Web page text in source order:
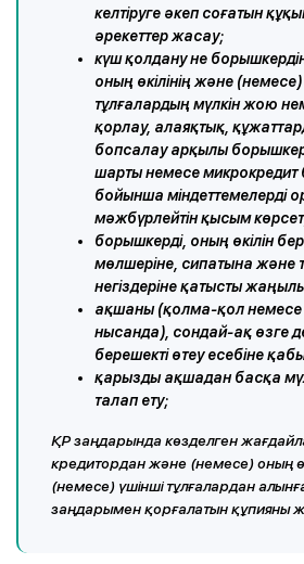
келтіруге әкеп соғатын
әрекеттер жасау;
күш қолдану не
оның өкілінің және (немесе)
тұлғалардың мүлкін жою
қорлау, алаяқтық,
бопсалау арқылы
шарты немесе микрокредит
бойынша міндеттемелерді
мәжбүрлейтін қысым
борышкерді, оның өкілін
мөлшеріне, сипатына және
негіздеріне қатысты
ақшаны (қолма-қол
нысанда), сондай-ақ өзге де
берешекті өтеу есебіне
қарызды ақшадан басқа
талап ету;
ҚР заңдарында көзделген
кредитордан және (немесе) оның
(немесе) үшінші тұлғалардан
заңдарымен қорғалатын құпияны